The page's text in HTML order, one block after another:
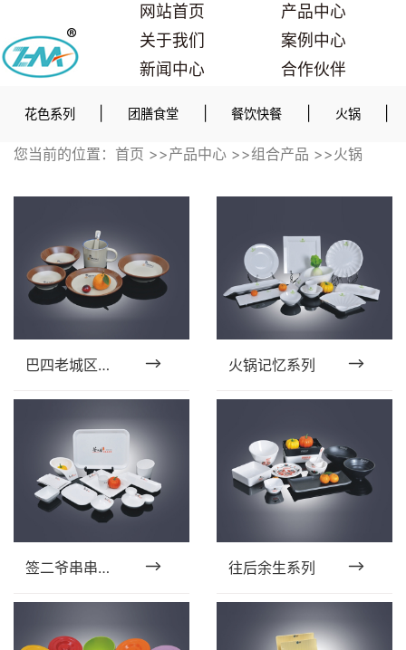
网站首页
产品中心
关于我们
案例中心
新闻中心
合作伙伴
花色系列 团膳食堂 餐饮快餐 火锅
您当前的位置： 首页 >>产品中心 >>组合产品 >>火锅
巴四老城区火锅系列 火锅记忆系列
签二爷串串火锅 往后余生系列